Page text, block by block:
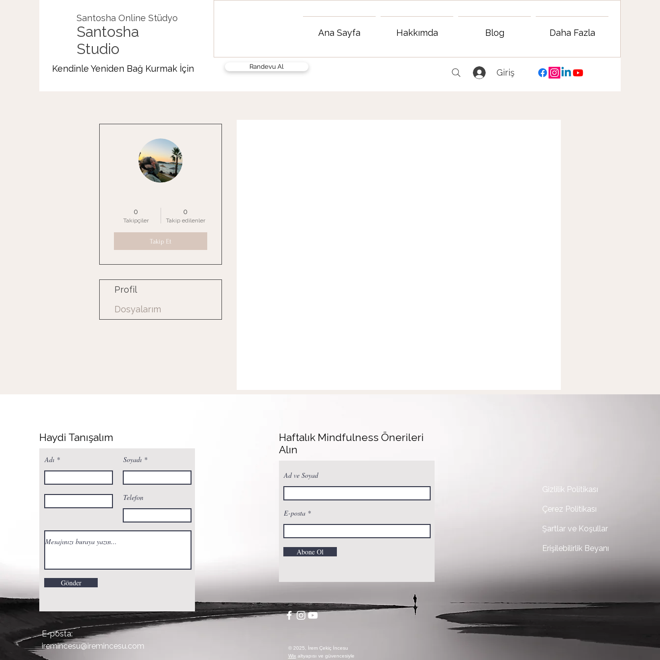
Santosha Online Stüdyo
Santosha
Studio
Ana Sayfa Hakkımda Blog Daha Fazla
Kendinle Yeniden Bağ Kurmak İçin Randevu Al
Giriş
0
Takipçiler
0
Takip edilenler
Takip Et
Profil
Dosyalarım
Haydi Tanışalım
Adı Soyadı
Telefon
Gönder
E-posta:
iremincesu@iremincesu.com
Haftalık Mindfulness Önerileri
Alın
Ad ve Soyad
E-posta
Abone Ol
© 2025, İrem Çekiç İncesu
Wixaltyapısı ve güvencesiyle
Gizlilik Politikası
Çerez Politikası
Şartlar ve Koşullar
Erişilebilirlik Beyanı